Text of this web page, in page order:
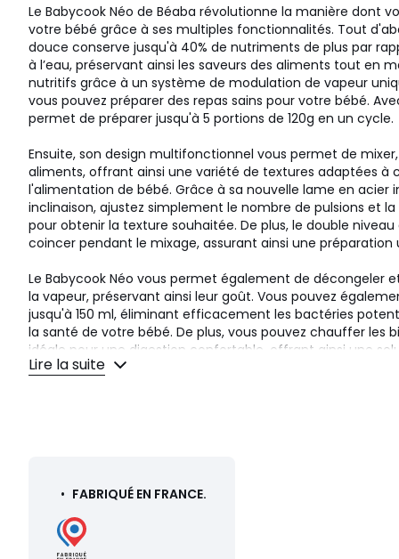
Le Babycook Néo de Béaba révolutionne la manière dont
votre bébé grâce à ses multiples fonctionnalités. Tout
douce conserve jusqu'à 40% de nutriments de plus par
à l’eau, préservant ainsi les saveurs des aliments tout en
nutritifs grâce à un système de modulation de vapeur
vous pouvez préparer des repas sains pour votre bébé.
permet de préparer jusqu'à 5 portions de 120g en un cycle.
Ensuite, son design multifonctionnel vous permet de
aliments, offrant ainsi une variété de textures adaptées à
l'alimentation de bébé. Grâce à sa nouvelle lame en acier
inclinaison, ajustez simplement le nombre de pulsions et
pour obtenir la texture souhaitée. De plus, le double
coincer pendant le mixage, assurant ainsi une
Le Babycook Néo vous permet également de décongeler
la vapeur, préservant ainsi leur goût. Vous pouvez
jusqu'à 150 ml, éliminant efficacement les bactéries
la santé de votre bébé. De plus, vous pouvez chauffer les
idéale pour une digestion confortable, offrant ainsi une
préparation des repas de bébé, le tout dans un seul
d'utilisation avec son unique bouton et facile à vivre, il est
Le Babycook Néo offre une solution complète pour des
Lire la suite
• FABRIQUÉ EN FRANCE.